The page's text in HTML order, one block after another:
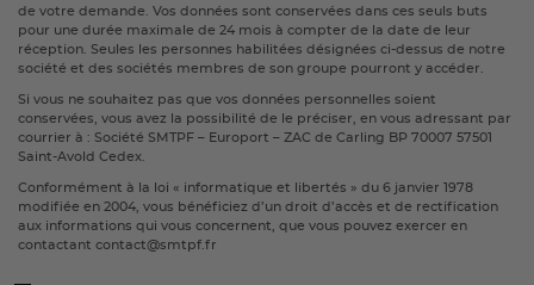
de votre demande. Vos données sont conservées dans ces seuls buts
pour une durée maximale de 24 mois à compter de la date de leur
réception. Seules les personnes habilitées désignées ci-dessus de notre
société et des sociétés membres de son groupe pourront y accéder.
Si vous ne souhaitez pas que vos données personnelles soient
conservées, vous avez la possibilité de le préciser, en vous adressant par
courrier à : Société SMTPF – Europort – ZAC de Carling BP 70007 57501
Saint-Avold Cedex.
Conformément à la loi « informatique et libertés » du 6 janvier 1978
modifiée en 2004, vous bénéficiez d’un droit d’accès et de rectification
aux informations qui vous concernent, que vous pouvez exercer en
contactant contact@smtpf.fr